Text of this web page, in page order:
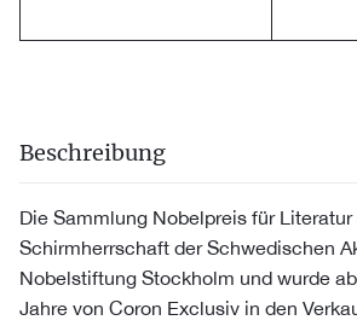
Beschreibung
Die Sammlung Nobelpreis für
Schirmherrschaft der Schwedischen
Nobelstiftung Stockholm und wurde
Jahre von Coron Exclusiv in den